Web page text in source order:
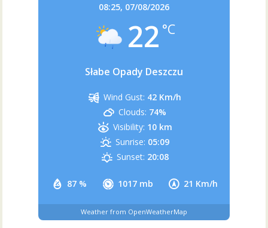
08:25, 07/08/2026
22 °C
Słabe Opady Deszczu
87 % 1017 mb 21 Km/h
Wind Gust: 42 Km/h
Clouds: 74%
Visibility: 10 km
Sunrise: 05:09
Sunset: 20:08
Weather from OpenWeatherMap